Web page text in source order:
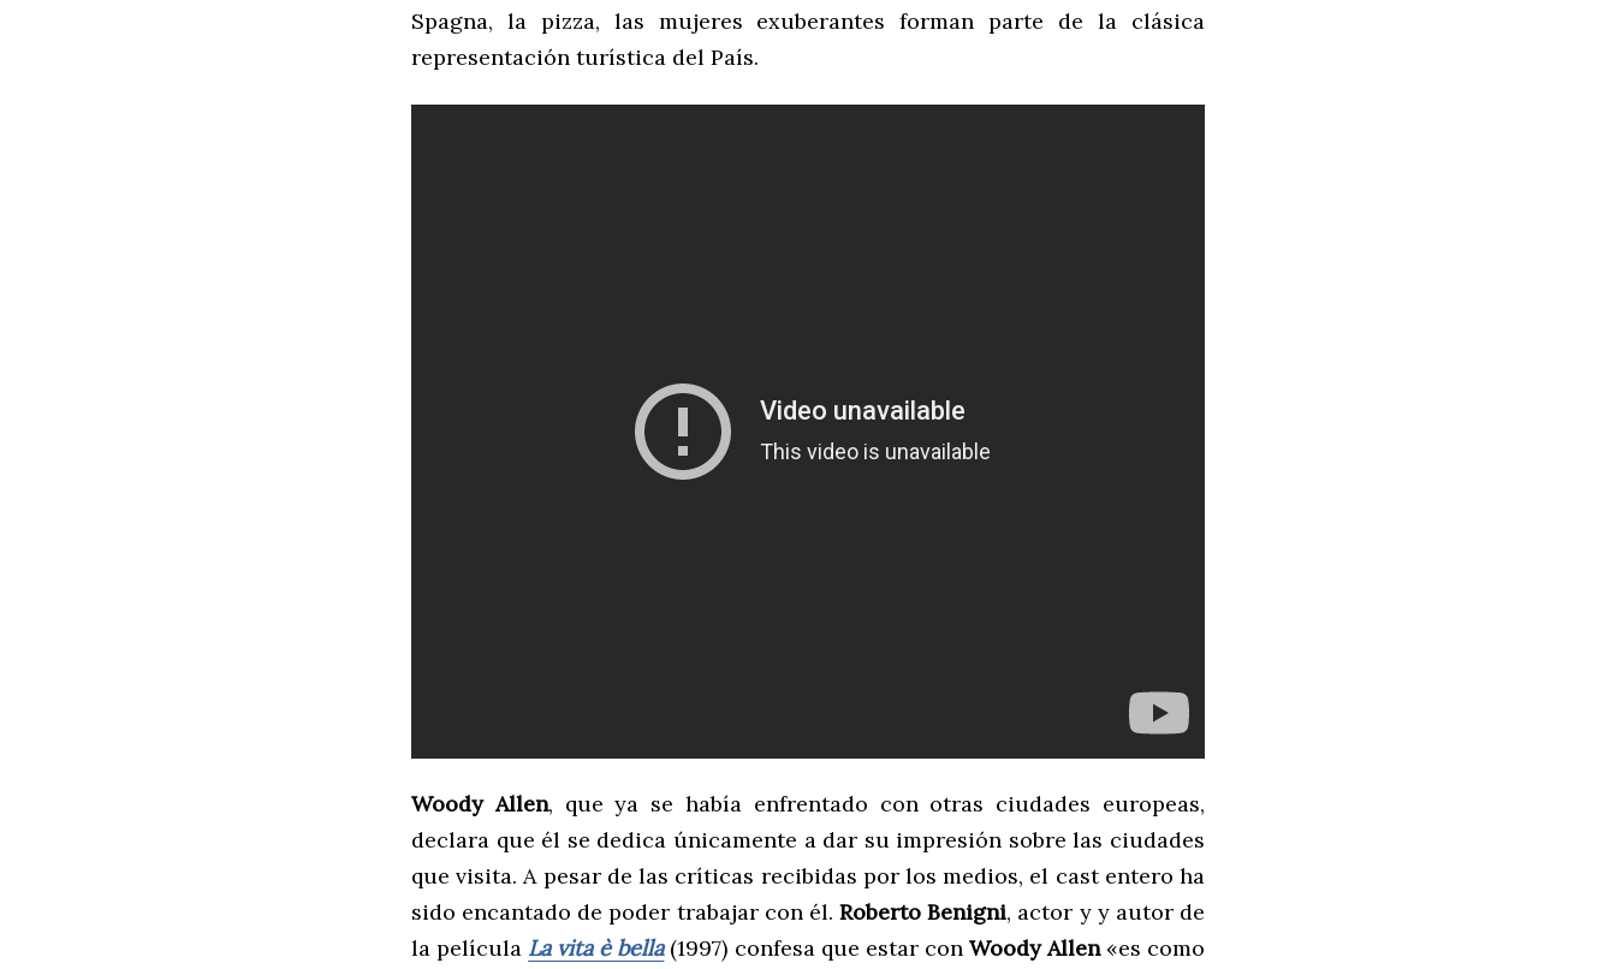
Spagna, la pizza, las mujeres exuberantes forman parte de la clásica
representación turística del País.
Woody Allen, que ya se había enfrentado con otras ciudades europeas,
declara que él se dedica únicamente a dar su impresión sobre las ciudades
que visita. A pesar de las críticas recibidas por los medios, el cast entero ha
sido encantado de poder trabajar con él.Roberto Benigni, actor y y autor de
la película La vita è bella(1997) confesa que estar con Woody Allen«es como